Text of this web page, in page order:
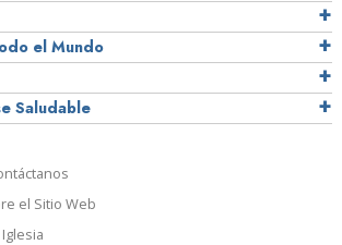
el Mundo
Saludable
el Sitio Web